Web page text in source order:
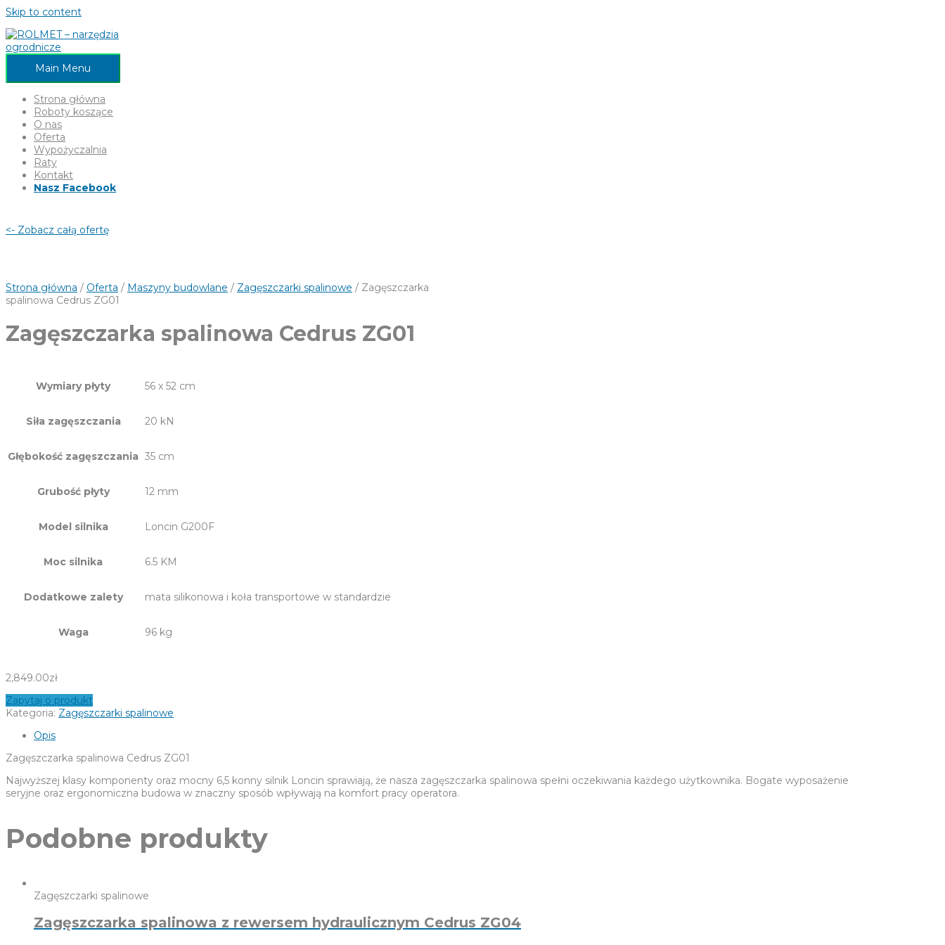
Skip to content
Main Menu
Strona główna
Roboty koszące
O nas
Oferta
Wypożyczalnia
Raty
Kontakt
Nasz Facebook
<- Zobacz całą ofertę
Strona główna / Oferta / Maszyny budowlane / Zagęszczarki spalinowe / Zagęszczarka
spalinowa Cedrus ZG01
Zagęszczarka spalinowa Cedrus ZG01
Wymiary płyty 56 x 52 cm
Siła zagęszczania 20 kN
Głębokość zagęszczania 35 cm
Grubość płyty 12 mm
Model silnika Loncin G200F
Moc silnika 6.5 KM
Dodatkowe zalety mata silikonowa i koła transportowe w standardzie
Waga 96 kg
2,849.00zł
Zapytaj o produkt
Kategoria: Zagęszczarki spalinowe
Opis
Zagęszczarka spalinowa Cedrus ZG01
Najwyższej klasy komponenty oraz mocny 6,5 konny silnik Loncin sprawiają, że nasza zagęszczarka spalinowa spełni oczekiwania każdego użytkownika. Bogate wyposażenie
seryjne oraz ergonomiczna budowa w znaczny sposób wpływają na komfort pracy operatora.
Podobne produkty
Zagęszczarki spalinowe
Zagęszczarka spalinowa z rewersem hydraulicznym Cedrus ZG04